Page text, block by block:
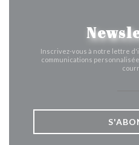
Inscrivez-vous à notre lettre
communications